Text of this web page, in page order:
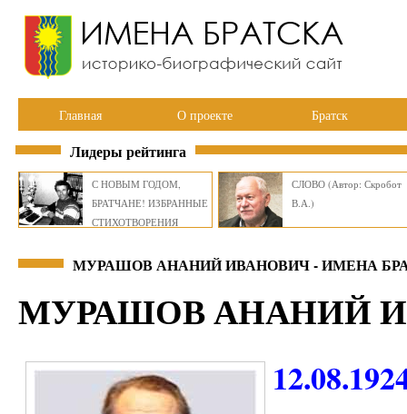
Главная О проекте Братск
Лидеры рейтинга
С НОВЫМ ГОДОМ,
БРАТЧАНЕ! ИЗБРАННЫЕ
СТИХОТВОРЕНИЯ
СЛОВО (Автор: Скробот
В.А.)
МУРАШОВ АНАНИЙ ИВАНОВИЧ - ИМЕНА
МУРАШОВ АНАНИЙ